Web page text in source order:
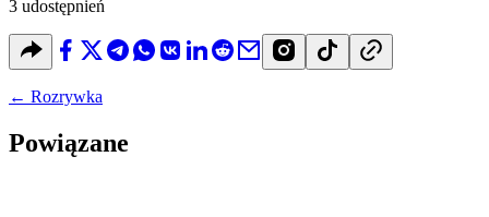
3 udostępnień
← Rozrywka
Powiązane